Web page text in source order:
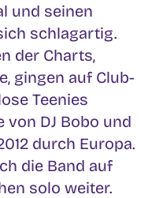
und seinen
schlagartig.
der Charts,
gingen auf Club-
Teenies
DJ Bobo und
durch Europa.
die Band auf
solo weiter.